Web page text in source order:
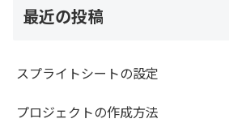
最近の投稿
スプライトシートの設定
プロジェクトの作成方法